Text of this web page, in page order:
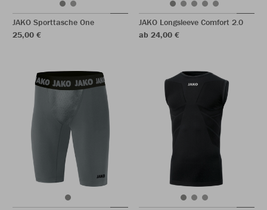
JAKO Sporttasche One
25,00 €
JAKO Longsleeve Comfort 2.0
ab 24,00 €